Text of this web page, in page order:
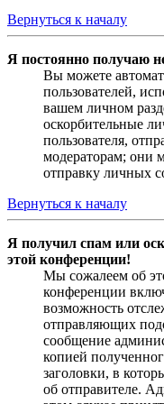
Вернуться к началу
Я постоянно получаю
Вы можете
пользователей,
вашем личном
оскорбительные
пользователя,
модераторам; они
отправку личных
Вернуться к началу
Я получил спам или
этой конференции!
Мы сожалеем об
конференции
возможность
отправляющих
сообщение
копией
заголовки, в
об отправителе.